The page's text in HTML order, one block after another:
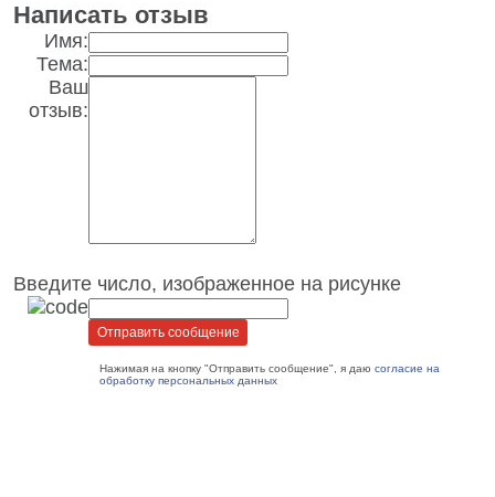
Написать отзыв
Имя:
Тема:
Ваш
отзыв:
Введите число, изображенное на рисунке
Нажимая на кнопку "Отправить сообщение", я даюсогласие на
обработку персональных данных